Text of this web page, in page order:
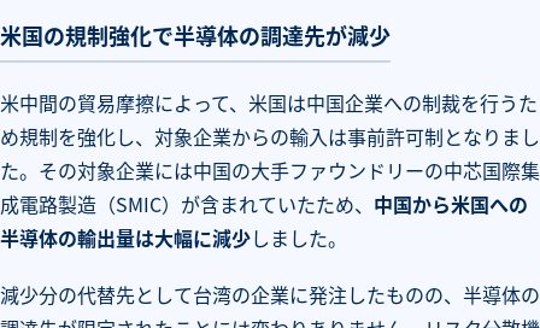
米国の規制強化で半導体の調達先が減少
米中間の貿易摩擦によって、米国は中国企業への制裁を行うた
め規制を強化し、対象企業からの輸入は事前許可制となりまし
た。その対象企業には中国の大手ファウンドリーの中芯国際集
成電路製造（SMIC）が含まれていたため、 中国から米国への
半導体の輸出量は大幅に減少しました。
減少分の代替先として台湾の企業に発注したものの、半導体の